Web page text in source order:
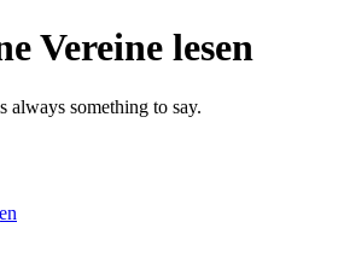
Vereine lesen
always something to say.